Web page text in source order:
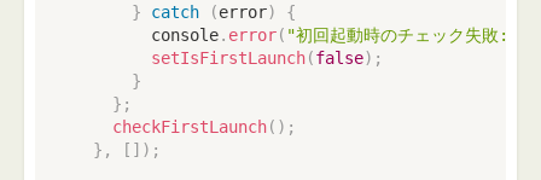
}
catch (error)
{
console. error( "初回起動時のチェック失敗: "
setIsFirstLaunch(false) ;
}
} ;
checkFirstLaunch( ) ;
} , [ ] ) ;